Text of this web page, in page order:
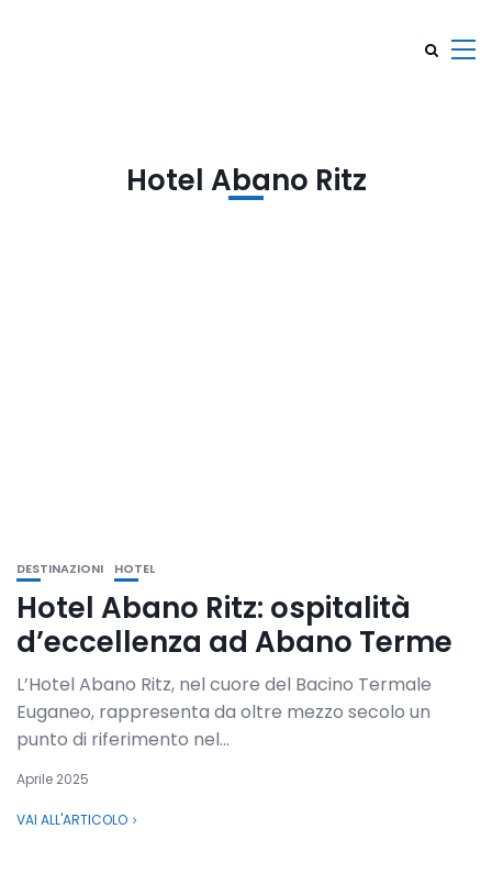
Hotel Abano Ritz
DESTINAZIONI HOTEL
Hotel Abano Ritz: ospitalità
d’eccellenza ad Abano Terme
L’Hotel Abano Ritz, nel cuore del Bacino Termale
Euganeo, rappresenta da oltre mezzo secolo un
punto di riferimento nel...
Aprile 2025
VAI ALL'ARTICOLO